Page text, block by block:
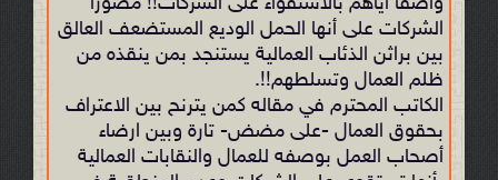
الشركات على أنها الحمل الوديع المستضعف العالق
بين براثن الذئاب العمالية يستنجد بمن ينقذه من
ظلم العمال وتسلطهم!!.
الكاتب المحترم في مقاله كمن يترنح بين الاعتراف
بحقوق العمال -على مضض- تارة وبين ارضاء
أصحاب العمل بوصفه للعمال والنقابات العمالية